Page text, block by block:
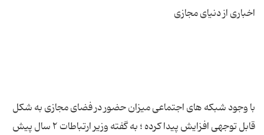
با وجود شبکه های اجتماعی میزان حضور در فضای مجازی به شکل
قابل توجهی افزایش پیدا کرده ؛ به گفته وزیر ارتباطات ۲ سال پیش